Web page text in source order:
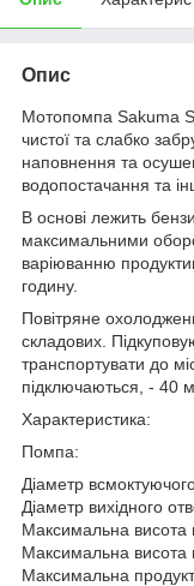
Опис
Мотопомпа Sakuma
чистої та слабко
наповнення та
водопостачання та
В основі лежить
максимальними
варіюванню
годину.
Повітряне
складових.
транспортувати до
підключаються, - 40
Характеристика:
Помпа:
Діаметр
Діаметр вихідного
Максимальна висота
Максимальна висота
Максимальна